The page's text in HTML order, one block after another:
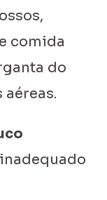
comida
do